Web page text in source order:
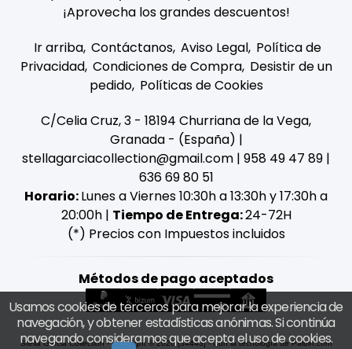
¡Aprovecha los grandes descuentos!
Ir arriba Contáctanos Aviso Legal Política de
Privacidad Condiciones de Compra Desistir de un
pedido Políticas de Cookies
C/Celia Cruz, 3 - 18194 Churriana de la Vega,
Granada - (España) |
stellagarciacollection@gmail.com | 958 49 47 89 |
636 69 80 51
Horario:Lunes a Viernes 10:30h a 13:30h y 17:30h a
20:00h | Tiempo de Entrega:24-72H
(*) Precios con Impuestos incluidos
Métodos de pago aceptados
Stella Garcia Collection - Copyright © 2026 [34443] - Con la tecnología de Palbin.com
Usamos cookies de terceros para mejorar la experiencia de
navegación, y obtener estadísticas anónimas. Si continúa
navegando consideramos que acepta el uso de cookies.